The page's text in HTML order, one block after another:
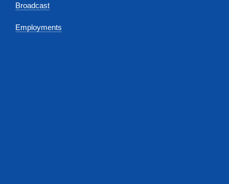
Broadcast
Employments